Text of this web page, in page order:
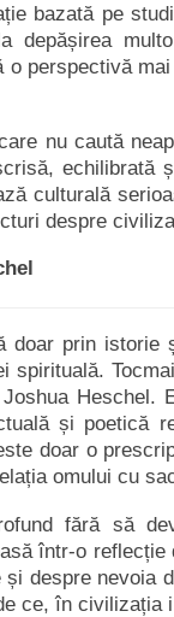
bazată pe
depășirea
perspectivă
nu caută
echilibrată
culturală
despre
doar prin istorie
spirituală.
Heschel.
și poetică
doar o
omului cu
fără să
într-o reflecție
despre nevoia
ce, în civilizația